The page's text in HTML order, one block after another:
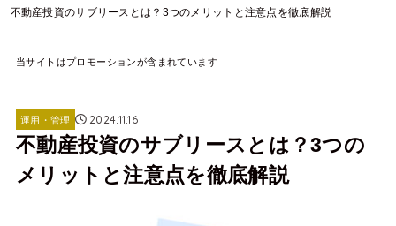
不動産投資のサブリースとは？3つのメリットと注意点を徹底解説
当サイトはプロモーションが含まれています
運用・管理 2024.11.16
不動産投資のサブリースとは？3つの
メリットと注意点を徹底解説